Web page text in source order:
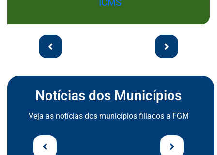
arrows Seção de Serviços
Seção de Notícias dos Municípios
Notícias dos Municípios
Veja as notícias dos municípios filiados a FGM
arrows Seção de Notícias dos Municípios